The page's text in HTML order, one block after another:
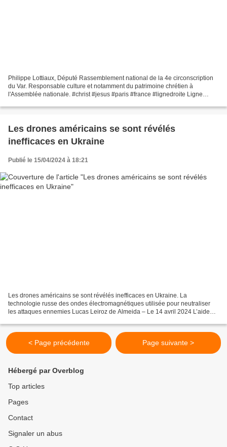
Philippe Lottiaux, Député Rassemblement national de la 4e circonscription
du Var. Responsable culture et notamment du patrimoine chrétien à
l'Assemblée nationale. #christ #jesus #paris #france #lignedroite Ligne
Les drones américains se sont révélés
inefficaces en Ukraine
Publié le 15/04/2024 à 18:21
Les drones américains se sont révélés inefficaces en Ukraine. La
technologie russe des ondes électromagnétiques utilisée pour neutraliser
les attaques ennemies Lucas Leiroz de Almeida – Le 14 avril 2024 L’aide
< Page précédente Page suivante >
Hébergé par Overblog
Top articles
Pages
Contact
Signaler un abus